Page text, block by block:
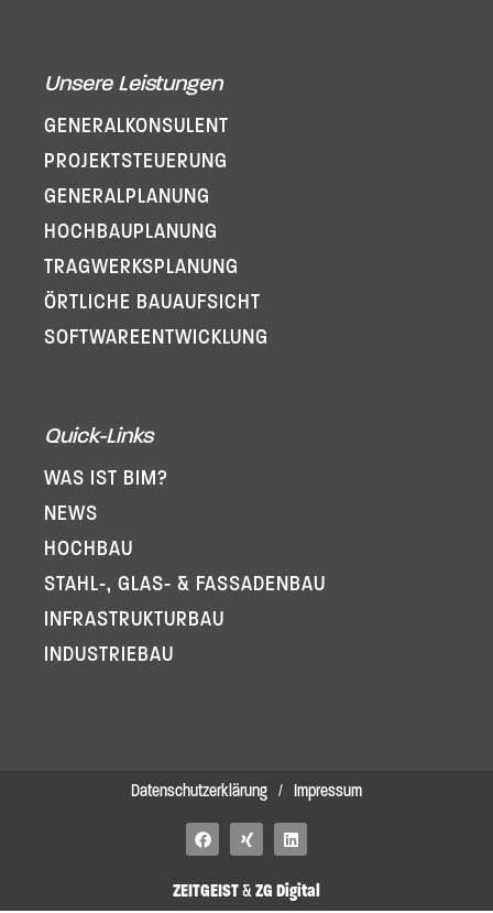
Unsere Leistungen
GENERAL­KONSULENT
PROJEKT­STEUERUNG
GENERAL­PLANUNG
HOCHBAUPLANUNG
TRAGWERKSPLANUNG
ÖRTLICHE BAUAUFSICHT
SOFTWARE­ENTWICKLUNG
Quick-Links
WAS IST BIM?
NEWS
HOCHBAU
STAHL-, GLAS- & FASSADENBAU
INFRA­STRUKTURBAU
INDUSTRIEBAU
Datenschutzerklärung / Impressum
F
a
c
b
X
i
n
L
i
n
k
e
ZEITGEIST& ZG Digital